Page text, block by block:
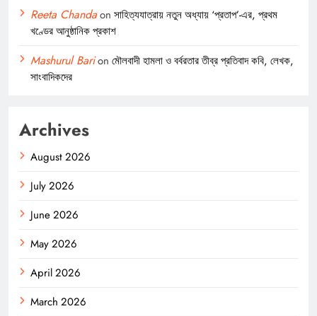
Reeta Chandaon সাহিত্যযাত্রায় নতুন অধ্যায় ‘প্রতাপ’-এর, প্রথম
খণ্ডের আনুষ্ঠানিক প্রকাশ
Mashurul Barion মৌলবাদী হামলা ও বর্বরতার তীব্র প্রতিবাদ কবি, লেখক,
সাংবাদিকদের
Archives
August 2026
July 2026
June 2026
May 2026
April 2026
March 2026